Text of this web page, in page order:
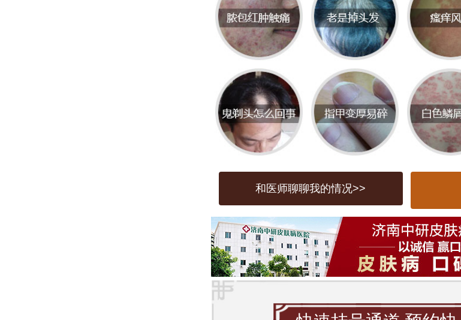
有关。患者需注意：
1. 区分类型：急性荨麻疹（病程＜
发；慢性荨麻疹（病程＞6周）需
2. 及时就医：切勿自行滥用激素药
或加重副作用。
- 避免诱因：记录饮食、接触物，
住环境清洁，减少尘螨、花粉等刺
- 温和护理：洗澡水温不宜过高，选
品；穿着宽松棉质衣物，减少摩擦
- 调节心态：压力可能诱发或加重
和医师聊聊我的情况>>